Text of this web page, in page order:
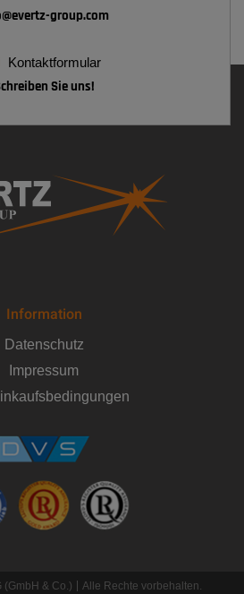
evertz-group.com
Kontaktformular
Sie uns!
Information
Datenschutz
Impressum
& Co.) Alle Rechte vorbehalten.